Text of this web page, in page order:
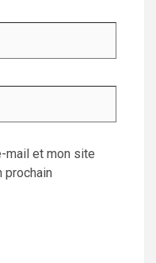
mail et mon site
prochain